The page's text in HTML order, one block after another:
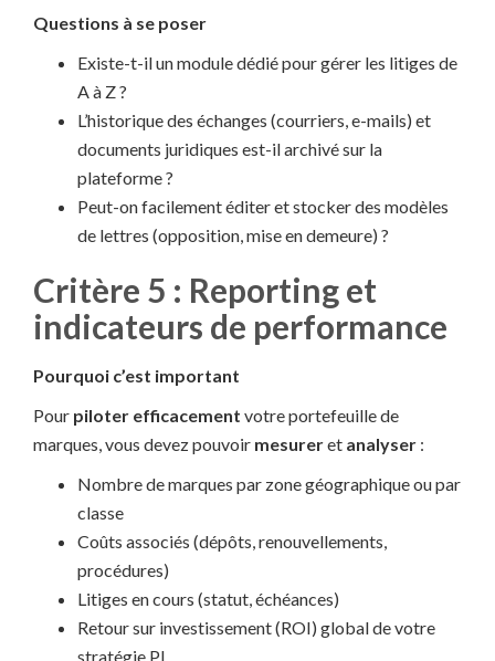
Questions à se poser
Existe-t-il un module dédié pour gérer les litiges de
A à Z ?
L’historique des échanges (courriers, e-mails) et
documents juridiques est-il archivé sur la
plateforme ?
Peut-on facilement éditer et stocker des modèles
de lettres (opposition, mise en demeure) ?
Critère 5 : Reporting et
indicateurs de performance
Pourquoi c’est important
Pour piloter efficacement votre portefeuille de
marques, vous devez pouvoir mesureret analyser :
Nombre de marques par zone géographique ou par
classe
Coûts associés (dépôts, renouvellements,
procédures)
Litiges en cours (statut, échéances)
Retour sur investissement (ROI) global de votre
stratégie PI